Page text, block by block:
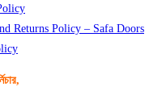
Returns Policy – Safa Doors